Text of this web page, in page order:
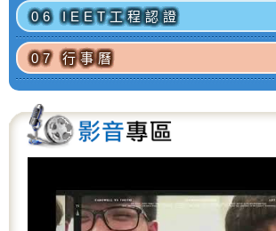
06 IEET工程認證
07 行事曆